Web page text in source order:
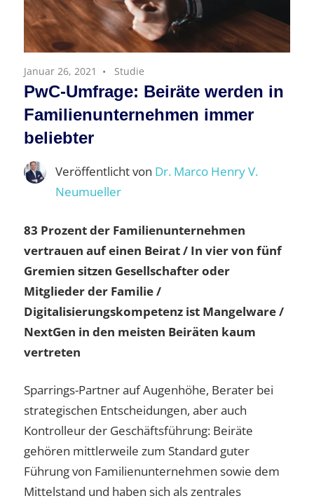
Januar 26, 2021 Studie
PwC-Umfrage: Beiräte werden in
Familienunternehmen immer
beliebter
Veröffentlicht von Dr. Marco Henry V.
Neumueller
83 Prozent der Familienunternehmen
vertrauen auf einen Beirat / In vier von fünf
Gremien sitzen Gesellschafter oder
Mitglieder der Familie /
Digitalisierungskompetenz ist Mangelware /
NextGen in den meisten Beiräten kaum
vertreten
Sparrings-Partner auf Augenhöhe, Berater bei
strategischen Entscheidungen, aber auch
Kontrolleur der Geschäftsführung: Beiräte
gehören mittlerweile zum Standard guter
Führung von Familienunternehmen sowie dem
Mittelstand und haben sich als zentrales